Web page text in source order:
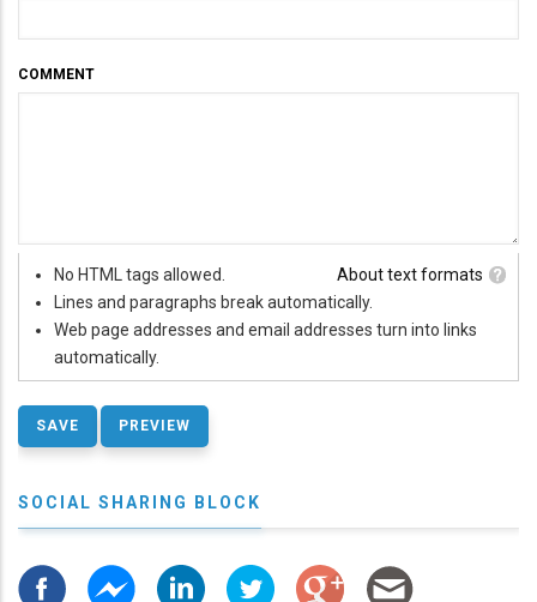
COMMENT
About text formats
No HTML tags allowed.
Lines and paragraphs break automatically.
Web page addresses and email addresses turn into links
automatically.
SOCIAL SHARING BLOCK